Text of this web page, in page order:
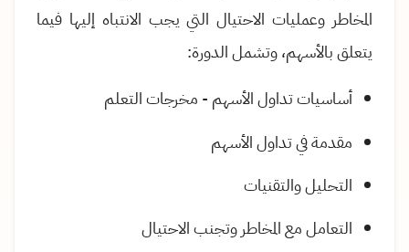
المخاطر وعمليات الاحتيال التي يجب الانتباه إليها فيما
يتعلق بالأسهم، وتشمل الدورة:
أساسيات تداول الأسهم - مخرجات التعلم
مقدمة في تداول الأسهم
التحليل والتقنيات
التعامل مع المخاطر وتجنب الاحتيال